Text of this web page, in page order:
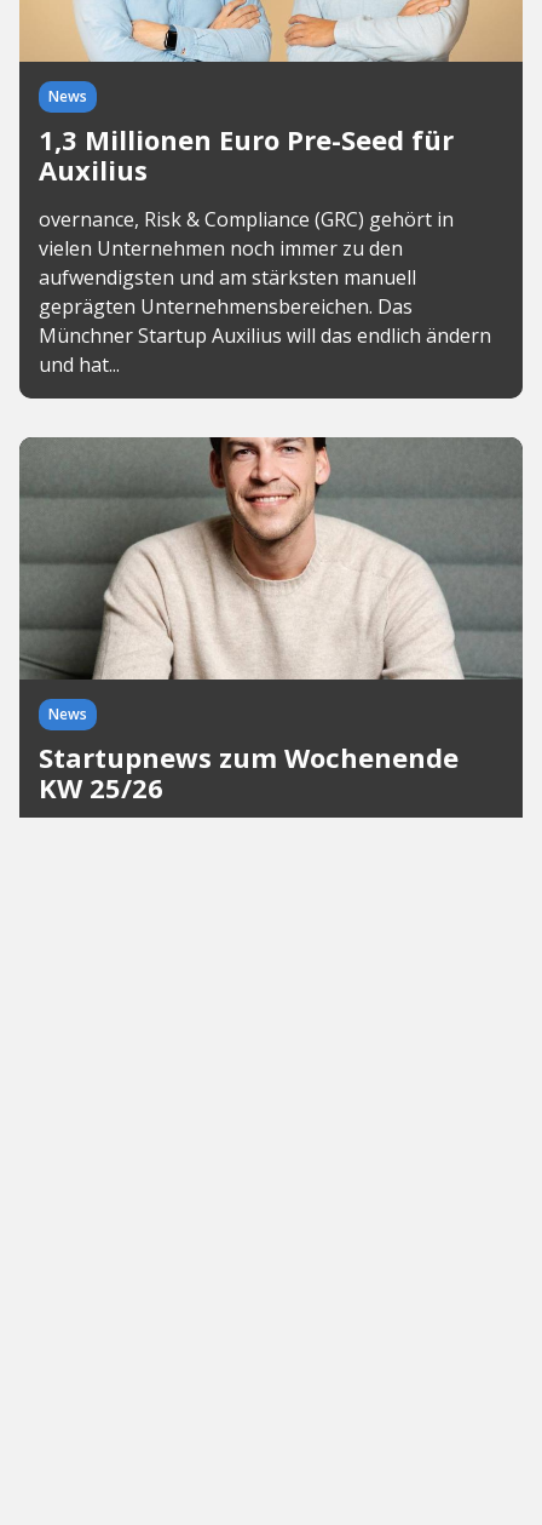
News
1,3 Millionen Euro Pre-Seed für
Auxilius
overnance, Risk & Compliance (GRC) gehört in
vielen Unternehmen noch immer zu den
aufwendigsten und am stärksten manuell
geprägten Unternehmensbereichen. Das
Münchner Startup Auxilius will das endlich ändern
und hat...
News
Startupnews zum Wochenende
KW 25/26